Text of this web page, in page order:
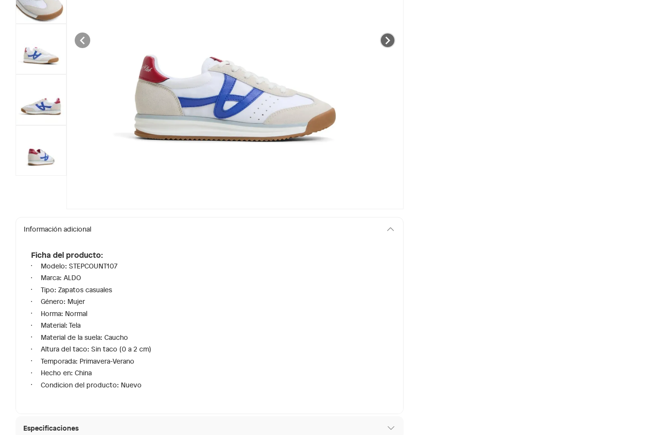
Información adicional
Ficha del producto:
Modelo: STEPCOUNT107
Marca: ALDO
Tipo: Zapatos casuales
Género: Mujer
Horma: Normal
Material: Tela
Material de la suela: Caucho
Altura del taco: Sin taco (0 a 2 cm)
Temporada: Primavera-Verano
Hecho en: China
Condicion del producto: Nuevo
Especificaciones